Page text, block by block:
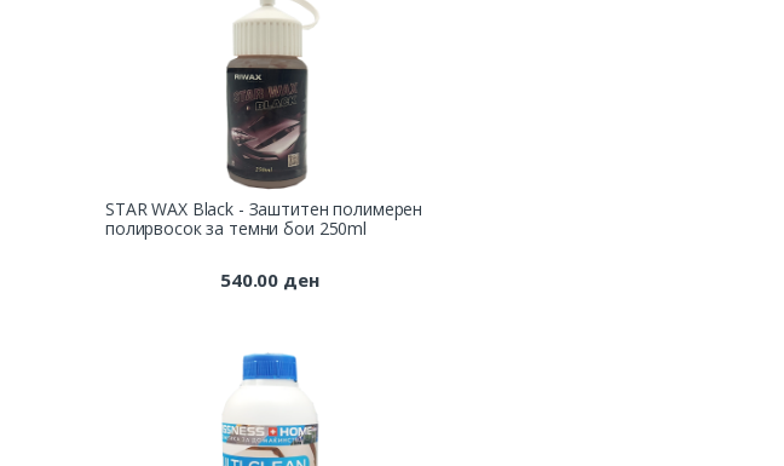
STAR WAX Black - Заштитен полимерен
полирвосок за темни бои 250ml
540.00 ден